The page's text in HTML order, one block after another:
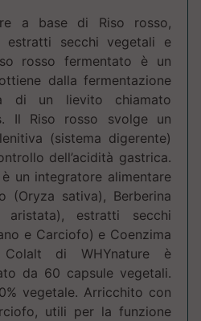
a base di Riso rosso,
estratti secchi vegetali e
rosso fermentato è un
dalla fermentazione
di un lievito chiamato
Il Riso rosso svolge un
(sistema digerente)
dell’acidità gastrica.
un integratore alimentare
(Oryza sativa), Berberina
aristata), estratti secchi
e Carciofo) e Coenzima
Colalt di WHYnature è
da 60 capsule vegetali.
vegetale. Arricchito con
utili per la funzione